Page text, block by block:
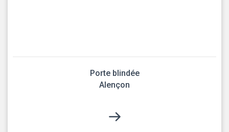
Porte blindée
Alençon